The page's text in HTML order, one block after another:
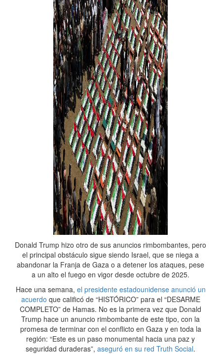
Donald Trump hizo otro de sus anuncios rimbombantes, pero
el principal obstáculo sigue siendo Israel, que se niega a
abandonar la Franja de Gaza o a detener los ataques, pese
a un alto el fuego en vigor desde octubre de 2025.
Hace una semana, el presidente estadounidense anunció un
acuerdo que calificó de “HISTÓRICO” para el “DESARME
COMPLETO” de Hamas. No es la primera vez que Donald
Trump hace un anuncio rimbombante de este tipo, con la
promesa de terminar con el conflicto en Gaza y en toda la
región: “Este es un paso monumental hacia una paz y
seguridad duraderas”, aseguró en su red Truth Social.